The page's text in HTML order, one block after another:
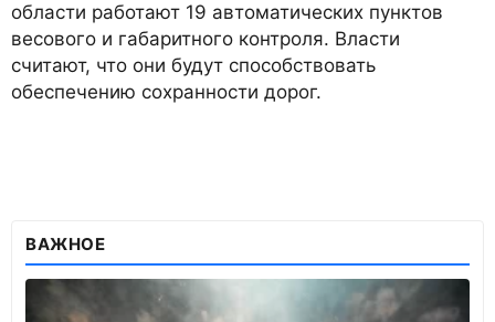
области работают 19 автоматических пунктов
весового и габаритного контроля. Власти
считают, что они будут способствовать
обеспечению сохранности дорог.
ВАЖНОЕ